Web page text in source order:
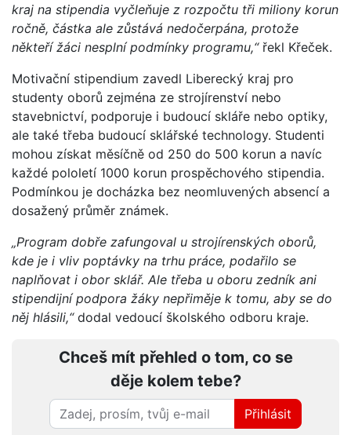
kraj na stipendia vyčleňuje z rozpočtu tři miliony korun
ročně, částka ale zůstává nedočerpána, protože
někteří žáci nesplní podmínky programu,“řekl Křeček.
Motivační stipendium zavedl Liberecký kraj pro
studenty oborů zejména ze strojírenství nebo
stavebnictví, podporuje i budoucí skláře nebo optiky,
ale také třeba budoucí sklářské technology. Studenti
mohou získat měsíčně od 250 do 500 korun a navíc
každé pololetí 1000 korun prospěchového stipendia.
Podmínkou je docházka bez neomluvených absencí a
dosažený průměr známek.
„Program dobře zafungoval u strojírenských oborů,
kde je i vliv poptávky na trhu práce, podařilo se
naplňovat i obor sklář. Ale třeba u oboru zedník ani
stipendijní podpora žáky nepřiměje k tomu, aby se do
něj hlásili,“dodal vedoucí školského odboru kraje.
Chceš mít přehled o tom, co se
děje kolem tebe?
Přihlásit